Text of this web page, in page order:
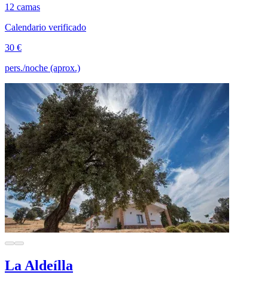
12 camas
Calendario verificado
30 €
pers./noche (aprox.)
La Aldeílla